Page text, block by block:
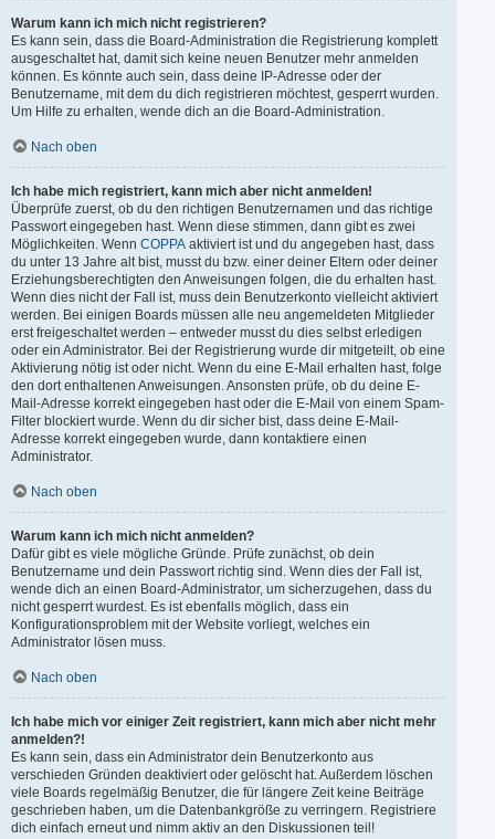
Warum kann ich mich nicht registrieren?
Es kann sein, dass die Board-Administration die Registrierung komplett
ausgeschaltet hat, damit sich keine neuen Benutzer mehr anmelden
können. Es könnte auch sein, dass deine IP-Adresse oder der
Benutzername, mit dem du dich registrieren möchtest, gesperrt wurden.
Um Hilfe zu erhalten, wende dich an die Board-Administration.
Nach oben
Ich habe mich registriert, kann mich aber nicht anmelden!
Überprüfe zuerst, ob du den richtigen Benutzernamen und das richtige
Passwort eingegeben hast. Wenn diese stimmen, dann gibt es zwei
Möglichkeiten. Wenn COPPA aktiviert ist und du angegeben hast, dass
du unter 13 Jahre alt bist, musst du bzw. einer deiner Eltern oder deiner
Erziehungsberechtigten den Anweisungen folgen, die du erhalten hast.
Wenn dies nicht der Fall ist, muss dein Benutzerkonto vielleicht aktiviert
werden. Bei einigen Boards müssen alle neu angemeldeten Mitglieder
erst freigeschaltet werden – entweder musst du dies selbst erledigen
oder ein Administrator. Bei der Registrierung wurde dir mitgeteilt, ob eine
Aktivierung nötig ist oder nicht. Wenn du eine E-Mail erhalten hast, folge
den dort enthaltenen Anweisungen. Ansonsten prüfe, ob du deine E-
Mail-Adresse korrekt eingegeben hast oder die E-Mail von einem Spam-
Filter blockiert wurde. Wenn du dir sicher bist, dass deine E-Mail-
Adresse korrekt eingegeben wurde, dann kontaktiere einen
Administrator.
Nach oben
Warum kann ich mich nicht anmelden?
Dafür gibt es viele mögliche Gründe. Prüfe zunächst, ob dein
Benutzername und dein Passwort richtig sind. Wenn dies der Fall ist,
wende dich an einen Board-Administrator, um sicherzugehen, dass du
nicht gesperrt wurdest. Es ist ebenfalls möglich, dass ein
Konfigurationsproblem mit der Website vorliegt, welches ein
Administrator lösen muss.
Nach oben
Ich habe mich vor einiger Zeit registriert, kann mich aber nicht mehr
anmelden?!
Es kann sein, dass ein Administrator dein Benutzerkonto aus
verschieden Gründen deaktiviert oder gelöscht hat. Außerdem löschen
viele Boards regelmäßig Benutzer, die für längere Zeit keine Beiträge
geschrieben haben, um die Datenbankgröße zu verringern. Registriere
dich einfach erneut und nimm aktiv an den Diskussionen teil!